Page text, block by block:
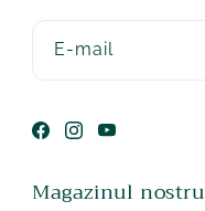
E-mail
Facebook
Instagram
YouTube
Magazinul nostru